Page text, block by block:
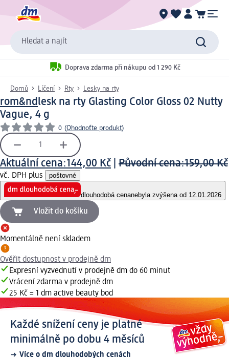
Hledat a najít
Doprava zdarma při nákupu od 1 290 Kč
Domů Líčení Rty Lesky na rty
rom&ndlesk na rty Glasting Color Gloss 02 Nutty
Vague, 4 g
0 (Ohodnoťte produkt)
Aktuální cena:144,00 Kč Původní cena:159,00 Kč
vč. DPH plus poštovné
dlouhodobá cenanebyla zvýšena od 12.01.2026
Vložit do košíku
Momentálně není skladem
Ověřit dostupnost v prodejně dm
Expresní vyzvednutí v prodejně dm do 60 minut
Vrácení zdarma v prodejně dm
25 Kč = 1 dm active beauty bod
Každé snížení ceny je platné
minimálně po dobu 4 měsíců
Více o dm dlouhodobých cenách